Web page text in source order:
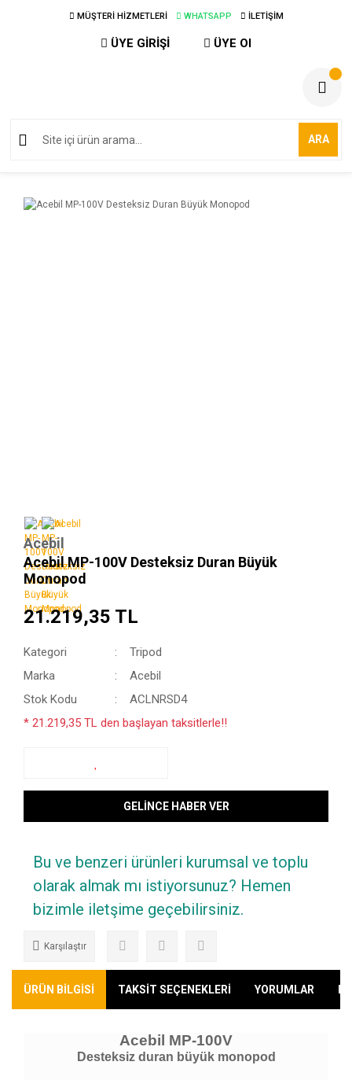
MÜŞTERİ HİZMETLERİ WHATSAPP İLETİŞİM
ÜYE GİRİŞİ ÜYE Ol
ARA
Acebil
Acebil MP-100V Desteksiz Duran Büyük
Monopod
21.219,35 TL
Kategori
Tripod
Marka
Acebil
Stok Kodu
ACLNRSD4
* 21.219,35 TL den başlayan taksitlerle!!
GELİNCE HABER VER
Bu ve benzeri ürünleri kurumsal ve toplu
olarak almak mı istiyorsunuz? Hemen
bizimle iletşime geçebilirsiniz.
Karşılaştır
ÜRÜN BİLGİSİ TAKSİT SEÇENEKLERİ YORUMLAR
Acebil MP-100V
Desteksiz duran büyük monopod